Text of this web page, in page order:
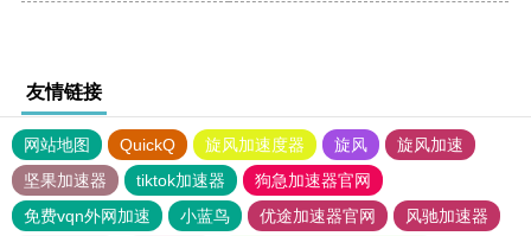
友情链接
网站地图 QuickQ 旋风加速度器 旋风
旋风加速
坚果加速器
tiktok加速器
狗急加速器官网
免费vqn外网加速
小蓝鸟 优途加速器官网
风驰加速器